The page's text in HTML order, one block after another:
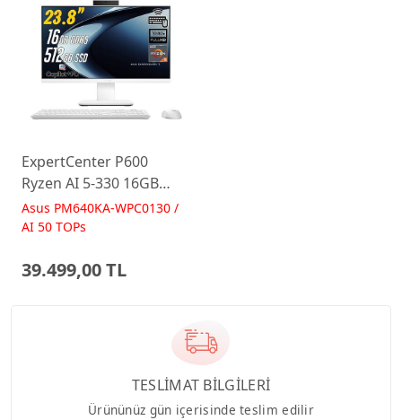
ExpertCenter P600
Ryzen AI 5-330 16GB
512GB 23.8 FreeDos
Beyaz AI-Powered AIO
Asus PM640KA-WPC0130 /
AI 50 TOPs
39.499,00 TL
TESLİMAT BİLGİLERİ
Ürününüz gün içerisinde teslim edilir